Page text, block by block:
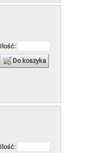
Ilość:
Do koszyka
Ilość: